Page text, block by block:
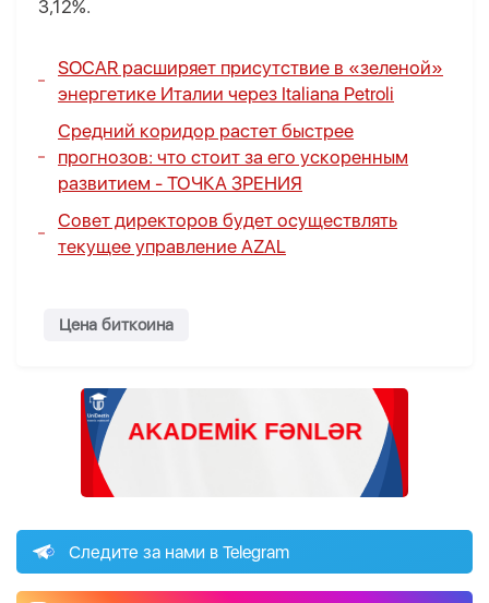
3,12%.
SOCAR расширяет присутствие в «зеленой»
энергетике Италии через Italiana Petroli
Средний коридор растет быстрее
прогнозов: что стоит за его ускоренным
развитием - ТОЧКА ЗРЕНИЯ
Совет директоров будет осуществлять
текущее управление AZAL
Цена биткоина
Следите за нами в Telegram